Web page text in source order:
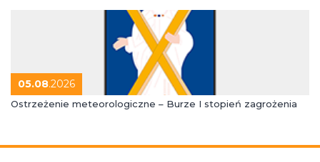
05.08.2026
Ostrzeżenie meteorologiczne – Burze I stopień zagrożenia